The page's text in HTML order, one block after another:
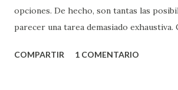
opciones. De hecho, son tantas las
parecer una tarea demasiado exhaustiva.
partes de ti que jamás hubieras
COMPARTIR 1 COMENTARIO